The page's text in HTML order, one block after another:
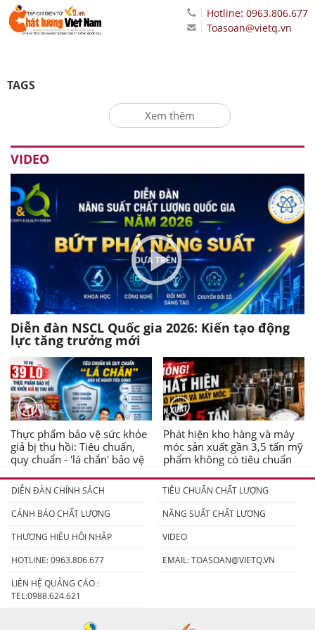
Hotline: 0963.806.677
Toasoan@vietq.vn
TAGS
Xem thêm
VIDEO
Diễn đàn NSCL Quốc gia 2026: Kiến tạo động
lực tăng trưởng mới
Thực phẩm bảo vệ sức khỏe
giả bị thu hồi: Tiêu chuẩn,
quy chuẩn - 'lá chắn' bảo vệ
Phát hiện kho hàng và máy
móc sản xuất gần 3,5 tấn mỹ
phẩm không có tiêu chuẩn
DIỄN ĐÀN CHÍNH SÁCH
TIÊU CHUẨN CHẤT LƯỢNG
CẢNH BÁO CHẤT LƯỢNG
NĂNG SUẤT CHẤT LƯỢNG
THƯƠNG HIỆU HỘI NHẬP
VIDEO
HOTLINE: 0963.806.677
EMAIL:TOASOAN@VIETQ.VN
LIÊN HỆ QUẢNG CÁO :
TEL:0988.624.621